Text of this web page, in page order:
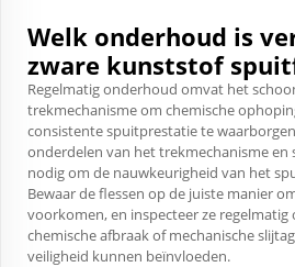
Welk onderhoud is
zware kunststof
Regelmatig onderhoud omvat het
trekmechanisme om chemische
consistente spuitprestatie te
onderdelen van het trekmechanisme en
nodig om de nauwkeurigheid van het
Bewaar de flessen op de juiste manier
voorkomen, en inspecteer ze regelmatig
chemische afbraak of mechanische
veiligheid kunnen beïnvloeden.